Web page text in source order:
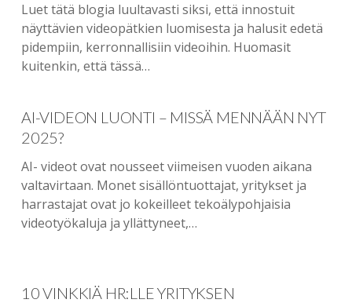
Luet tätä blogia luultavasti siksi, että innostuit
näyttävien videopätkien luomisesta ja halusit edetä
pidempiin, kerronnallisiin videoihin. Huomasit
kuitenkin, että tässä…
AI-VIDEON LUONTI – MISSÄ MENNÄÄN NYT
2025?
AI- videot ovat nousseet viimeisen vuoden aikana
valtavirtaan. Monet sisällöntuottajat, yritykset ja
harrastajat ovat jo kokeilleet tekoälypohjaisia
videotyökaluja ja yllättyneet,…
10 VINKKIÄ HR:LLE YRITYKSEN